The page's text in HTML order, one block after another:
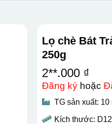
Lọ chè Bát
250g
2**.000 ₫
Đăng kýhoặc
TG sản xuất: 10
Kích thước: